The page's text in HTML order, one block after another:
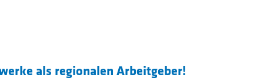
als regionalen Arbeitgeber!